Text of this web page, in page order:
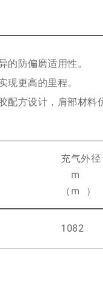
防偏磨适用性。
更高的里程。
方设计，肩部材料
充气外径
（
m
m
）
1082